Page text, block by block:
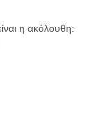
η ακόλουθη: